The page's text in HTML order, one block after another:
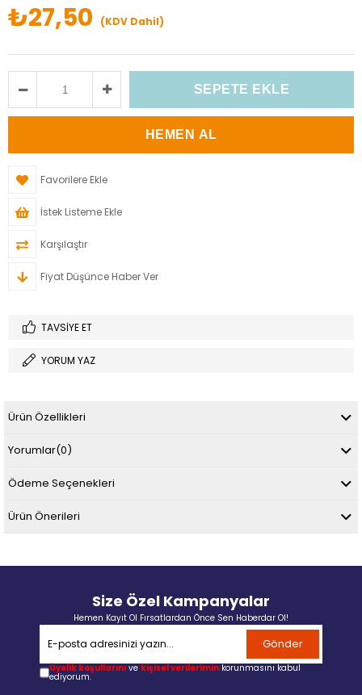
₺27,50 (KDV Dahil)
Favorilere Ekle
İstek Listeme Ekle
Karşılaştır
Fiyat Düşünce Haber Ver
TAVSIYE ET
YORUM YAZ
Ürün Özellikleri
Yorumlar(0)
Ödeme Seçenekleri
Ürün Önerileri
Size Özel Kampanyalar
Hemen Kayıt Ol Fırsatlardan Önce Sen Haberdar Ol!
Gönder
Üyelik koşullarını ve kişisel verilerimin korunmasını kabul
ediyorum.